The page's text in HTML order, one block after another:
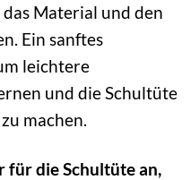
Material und den
Ein sanftes
leichtere
und die Schultüte
machen.
für die Schultüte an,